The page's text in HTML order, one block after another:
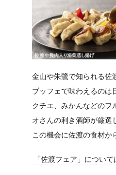
金山や朱鷺で知られる佐
ブッフェで味わえるのは
クチエ、みかんなどの
オさんの利き酒師が厳選
この機会に佐渡の食材か
「佐渡フェア」について